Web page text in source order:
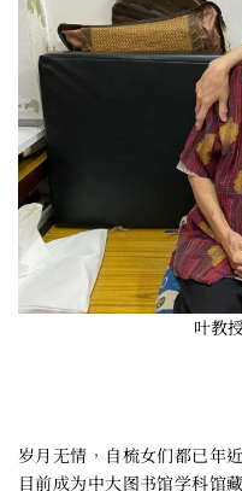
叶教
岁月无情，自梳女们都已年
目前成为中大图书馆学科馆